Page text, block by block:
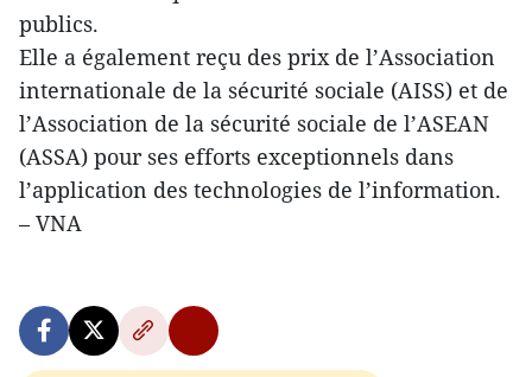
publics.
Elle a également reçu des prix de l’Association
internationale de la sécurité sociale (AISS) et de
l’Association de la sécurité sociale de l’ASEAN
(ASSA) pour ses efforts exceptionnels dans
l’application des technologies de l’information.
– VNA